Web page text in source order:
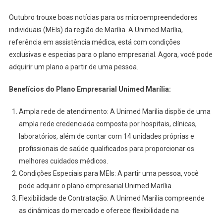
Outubro trouxe boas notícias para os microempreendedores
individuais (MEIs) da região de Marília. A Unimed Marília,
referência em assistência médica, está com condições
exclusivas e especias para o plano empresarial. Agora, você pode
adquirir um plano a partir de uma pessoa.
Benefícios do Plano Empresarial Unimed Marília:
Ampla rede de atendimento: A Unimed Marília dispõe de uma
ampla rede credenciada composta por hospitais, clínicas,
laboratórios, além de contar com 14 unidades próprias e
profissionais de saúde qualificados para proporcionar os
melhores cuidados médicos.
Condições Especiais para MEIs: A partir uma pessoa, você
pode adquirir o plano empresarial Unimed Marília.
Flexibilidade de Contratação: A Unimed Marília compreende
as dinâmicas do mercado e oferece flexibilidade na